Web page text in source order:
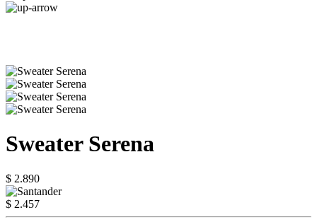
Sweater Serena
$ 2.890
$ 2.457